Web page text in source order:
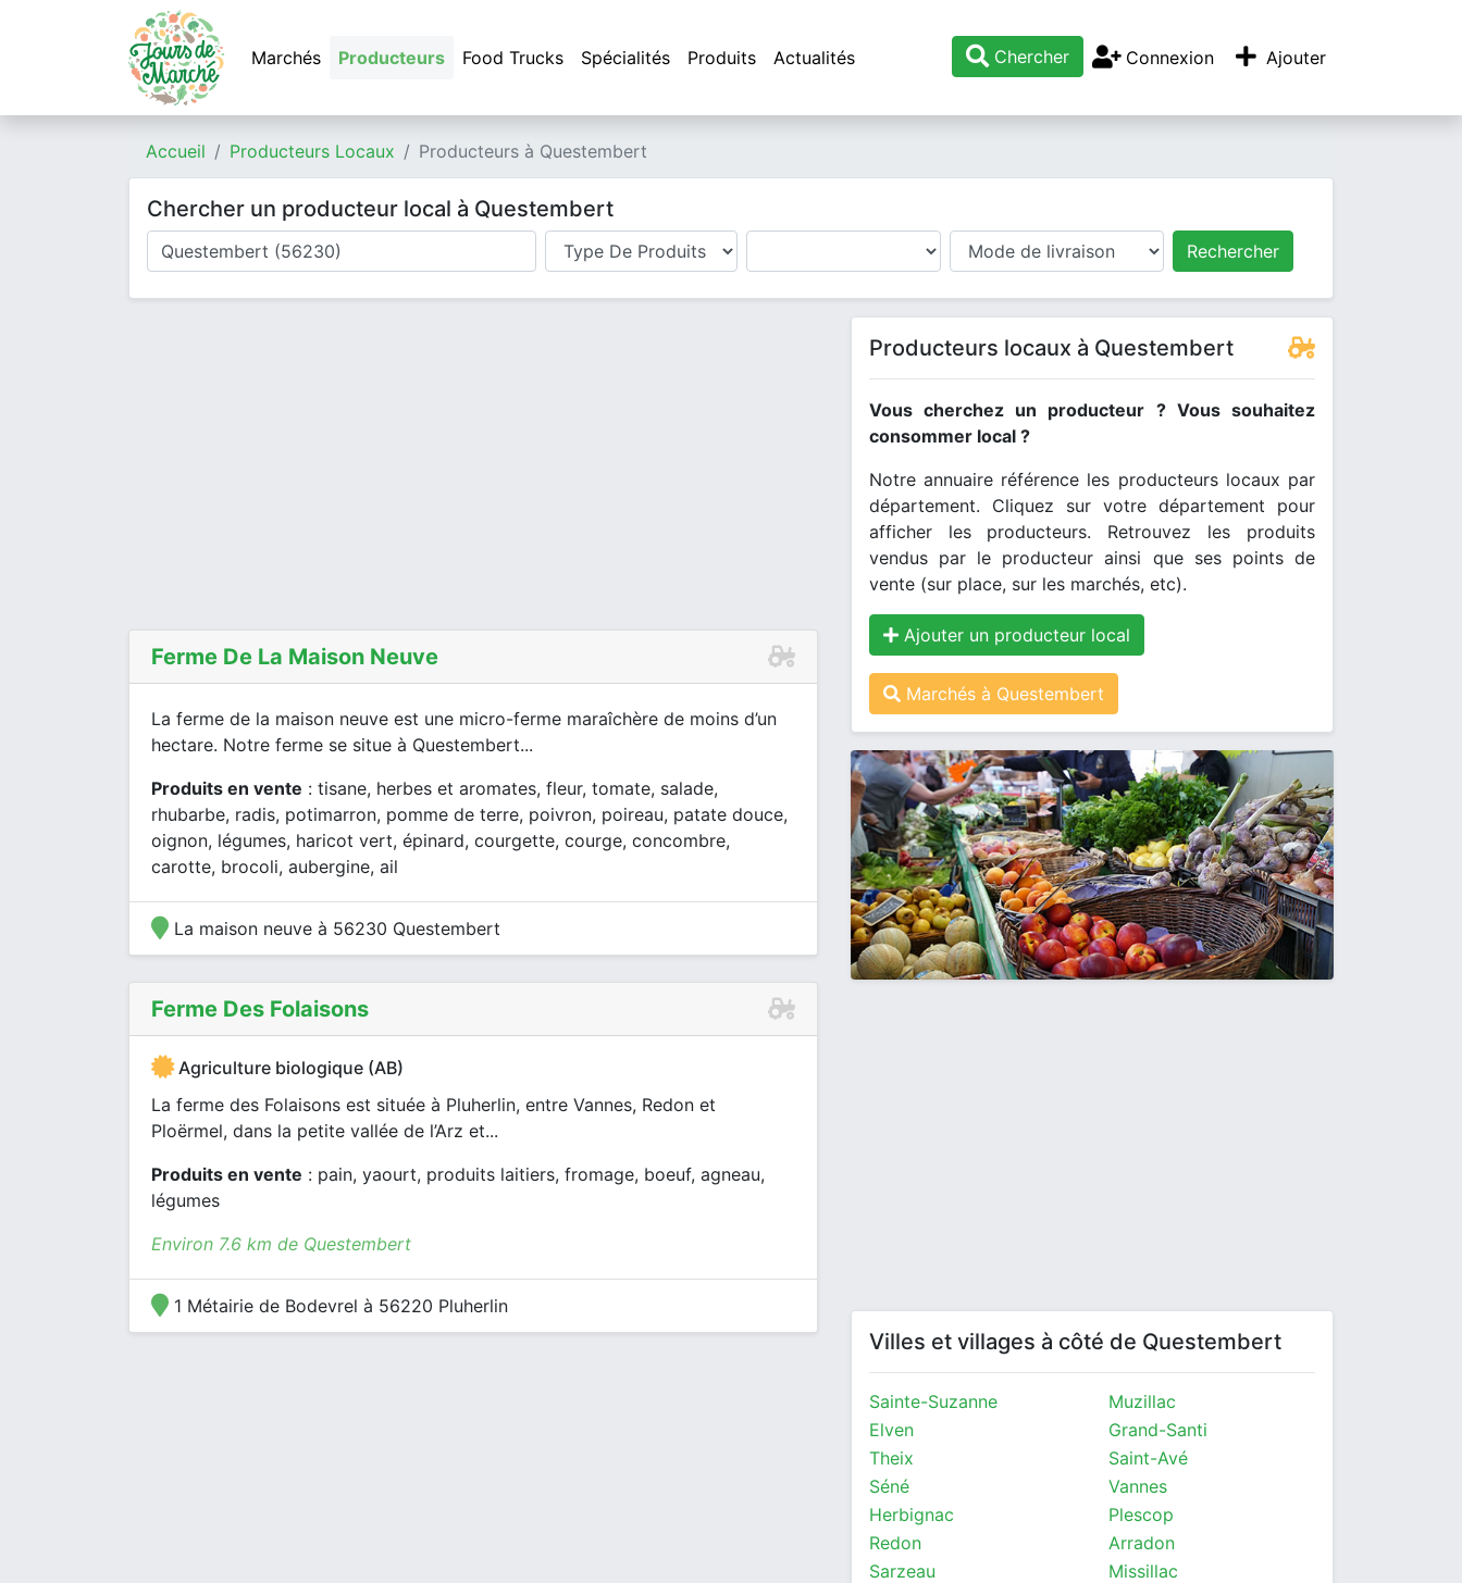
Marchés Producteurs Food Trucks Spécialités Produits Actualités Chercher Connexion Ajouter
Accueil Producteurs Locaux Producteurs à Questembert
Chercher un producteur local à Questembert
Où cherchez-vous un producteur ?
Type de produits
Produits
Mode de livraison Rechercher
Ferme De La Maison Neuve
La ferme de la maison neuve est une micro-ferme maraîchère de moins d’un
hectare. Notre ferme se situe à Questembert...
Produits en vente : tisane, herbes et aromates, fleur, tomate, salade,
rhubarbe, radis, potimarron, pomme de terre, poivron, poireau, patate douce,
oignon, légumes, haricot vert, épinard, courgette, courge, concombre,
carotte, brocoli, aubergine, ail
La maison neuve à 56230 Questembert
Ferme Des Folaisons
Agriculture biologique (AB)
La ferme des Folaisons est située à Pluherlin, entre Vannes, Redon et
Ploërmel, dans la petite vallée de l’Arz et...
Produits en vente : pain, yaourt, produits laitiers, fromage, boeuf, agneau,
légumes
Environ 7.6 km de Questembert
1 Métairie de Bodevrel à 56220 Pluherlin
Producteurs locaux à Questembert
Vous cherchez un producteur ? Vous souhaitez
consommer local ?
Notre annuaire référence les producteurs locaux par
département. Cliquez sur votre département pour
afficher les producteurs. Retrouvez les produits
vendus par le producteur ainsi que ses points de
vente (sur place, sur les marchés, etc).
Ajouter un producteur local
Marchés à Questembert
Villes et villages à côté de Questembert
Sainte-Suzanne
Muzillac
Elven
Grand-Santi
Theix
Saint-Avé
Séné
Vannes
Herbignac
Plescop
Redon
Arradon
Sarzeau
Missillac